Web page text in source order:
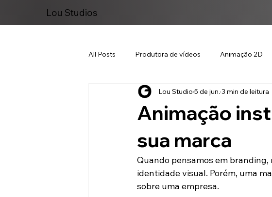
Lou Studios
All Posts Produtora de vídeos Animação 2D
Marketing Digital
Animação
sua marca
Lou Studio 5 de jun. 3 min de leitura
Quando pensamos em branding,
identidade visual. Porém, uma
sobre uma empresa.